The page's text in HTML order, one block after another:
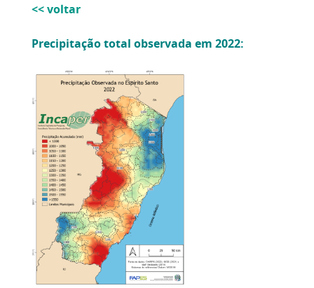
<< voltar
Precipitação total observada em 2022: